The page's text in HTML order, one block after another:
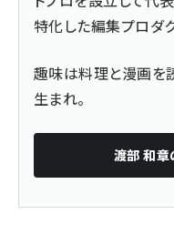
特化した編集プロダ
趣味は料理と漫画を
生まれ。
渡部 和章